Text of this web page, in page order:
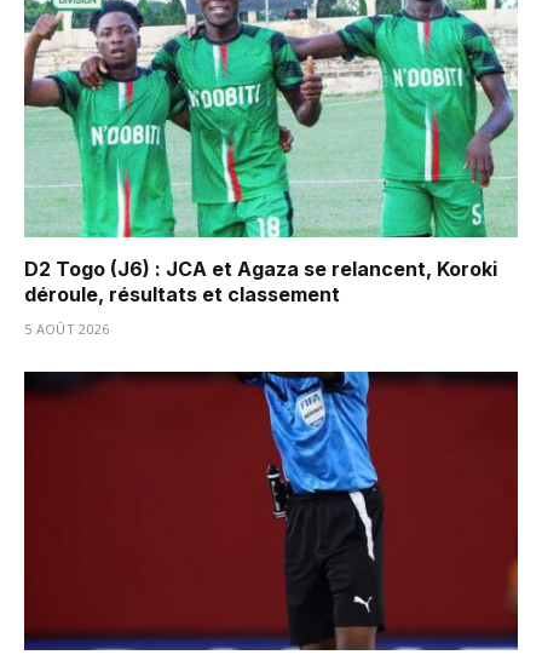
D2 Togo (J6) : JCA et Agaza se relancent, Koroki
déroule, résultats et classement
5 AOÛT 2026